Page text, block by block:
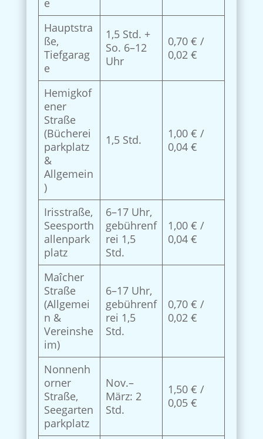
e
Hauptstra
ße,
Tiefgarag
e
1,5 Std. +
So. 6–12
Uhr
0,70 € /
0,02 €
Hemigkof
ener
Straße
(Bücherei
parkplatz
&
Allgemein
)
1,5 Std.
1,00 € /
0,04 €
Irisstraße,
Seesporth
allenpark
platz
6–17 Uhr,
gebührenf
rei 1,5
Std.
1,00 € /
0,04 €
Maîcher
Straße
(Allgemei
n &
Vereinshe
im)
6–17 Uhr,
gebührenf
rei 1,5
Std.
0,70 € /
0,02 €
Nonnenh
orner
Straße,
Seegarten
parkplatz
Nov.–
März: 2
Std.
1,50 € /
0,05 €